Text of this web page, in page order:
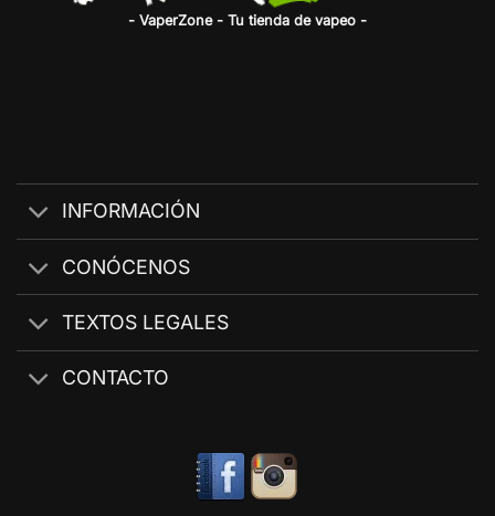
- VaperZone - Tu tienda de vapeo -
INFORMACIÓN
CONÓCENOS
TEXTOS LEGALES
CONTACTO